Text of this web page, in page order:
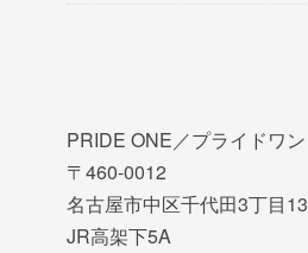
PRIDE ONE／プライドワン
〒460-0012
名古屋市中区千代田3丁目13
JR高架下5A